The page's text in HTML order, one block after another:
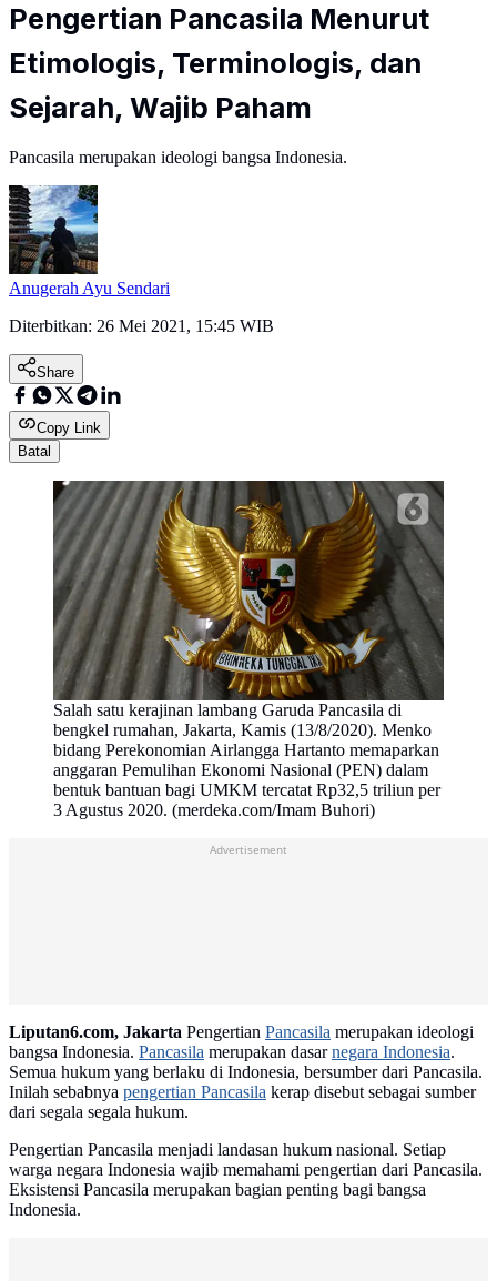
Pengertian Pancasila Menurut
Etimologis, Terminologis, dan
Sejarah, Wajib Paham
Pancasila merupakan ideologi bangsa Indonesia.
Anugerah Ayu Sendari
Diterbitkan: 26 Mei 2021, 15:45 WIB
Share
Copy Link
Batal
Salah satu kerajinan lambang Garuda Pancasila di
bengkel rumahan, Jakarta, Kamis (13/8/2020). Menko
bidang Perekonomian Airlangga Hartanto memaparkan
anggaran Pemulihan Ekonomi Nasional (PEN) dalam
bentuk bantuan bagi UMKM tercatat Rp32,5 triliun per
3 Agustus 2020. (merdeka.com/Imam Buhori)
Liputan6.com, Jakarta Pengertian Pancasila merupakan ideologi
bangsa Indonesia. Pancasila merupakan dasarnegara Indonesia.
Semua hukum yang berlaku di Indonesia, bersumber dari Pancasila.
Inilah sebabnya pengertian Pancasila kerap disebut sebagai sumber
dari segala segala hukum.
Pengertian Pancasila menjadi landasan hukum nasional. Setiap
warga negara Indonesia wajib memahami pengertian dari Pancasila.
Eksistensi Pancasila merupakan bagian penting bagi bangsa
Indonesia.